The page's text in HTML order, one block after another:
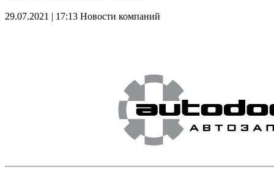
29.07.2021 | 17:13 Новости компаний